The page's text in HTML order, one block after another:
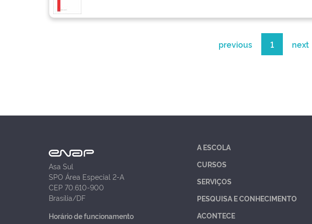
previous 1 next
Asa Sul
SPO Área Especial 2-A
CEP 70.610-900
Brasília/DF
Horário de funcionamento
A ESCOLA
CURSOS
SERVIÇOS
PESQUISA E CONHECIMENTO
ACONTECE